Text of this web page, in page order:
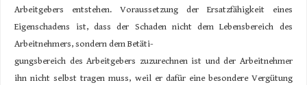
Arbeitgebers entstehen. Voraussetzung der Ersatzfähigkeit eines
Eigenschadens ist, dass der Schaden nicht dem Lebensbereich des
Arbeitnehmers, sondern dem Betäti-
gungsbereich des Arbeitgebers zuzurechnen ist und der Arbeitnehmer
ihn nicht selbst tragen muss, weil er dafür eine besondere Vergütung